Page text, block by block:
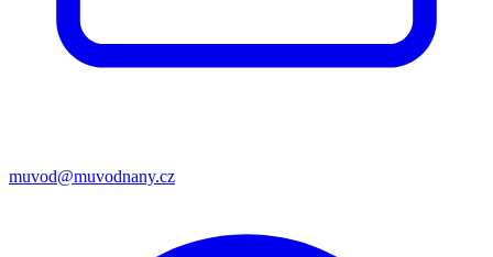
muvod@muvodnany.cz